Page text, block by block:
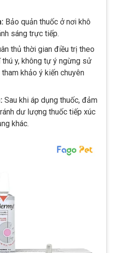
Bảo quản thuốc ở nơi khô
sáng trực tiếp.
thủ thời gian điều trị theo
y, không tự ý ngừng sử
khảo ý kiến chuyên
Sau khi áp dụng thuốc, đảm
dư lượng thuốc tiếp xúc
khác.